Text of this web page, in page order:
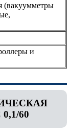
(вакуумметры
и
60